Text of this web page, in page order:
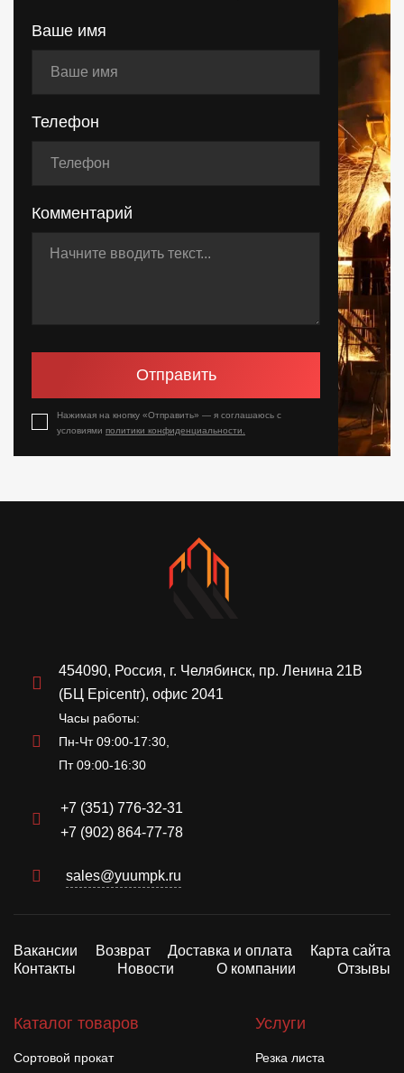
Ваше имя
Телефон
Комментарий
Отправить
Нажимая на кнопку «Отправить» — я соглашаюсь с
условиями политики конфиденциальности.
454090, Россия, г. Челябинск, пр. Ленина 21В
(БЦ Epicentr), офис 2041
Часы работы:
Пн-Чт 09:00-17:30,
Пт 09:00-16:30
+7 (351) 776-32-31
+7 (902) 864-77-78
sales@yuumpk.ru
Вакансии Возврат Доставка и оплата
Карта сайта
Контакты
Новости О компании Отзывы
Каталог товаров
Сортовой прокат
Услуги
Резка листа